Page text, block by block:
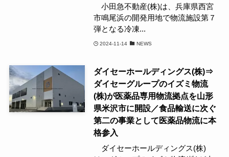
小田急不動産(株)は、兵庫県西宮
市鳴尾浜の開発用地で物流施設第７
弾となる冷凍...
2024-11-14 NEWS
ダイセーホールディングス(株)⇒
ダイセーグループのイズミ物流
(株)が医薬品専用物流拠点を山形
県米沢市に開設／食品輸送に次ぐ
第二の事業として医薬品物流に本
格参入
ダイセーホールディングス(株)